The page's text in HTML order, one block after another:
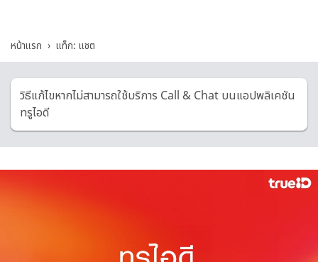
หน้าแรก แท็ก: แชต
วิธีแก้ไขหากไม่สามารถใช้บริการ Call & Chat บนแอปพลิเคชัน
ทรูไอดี